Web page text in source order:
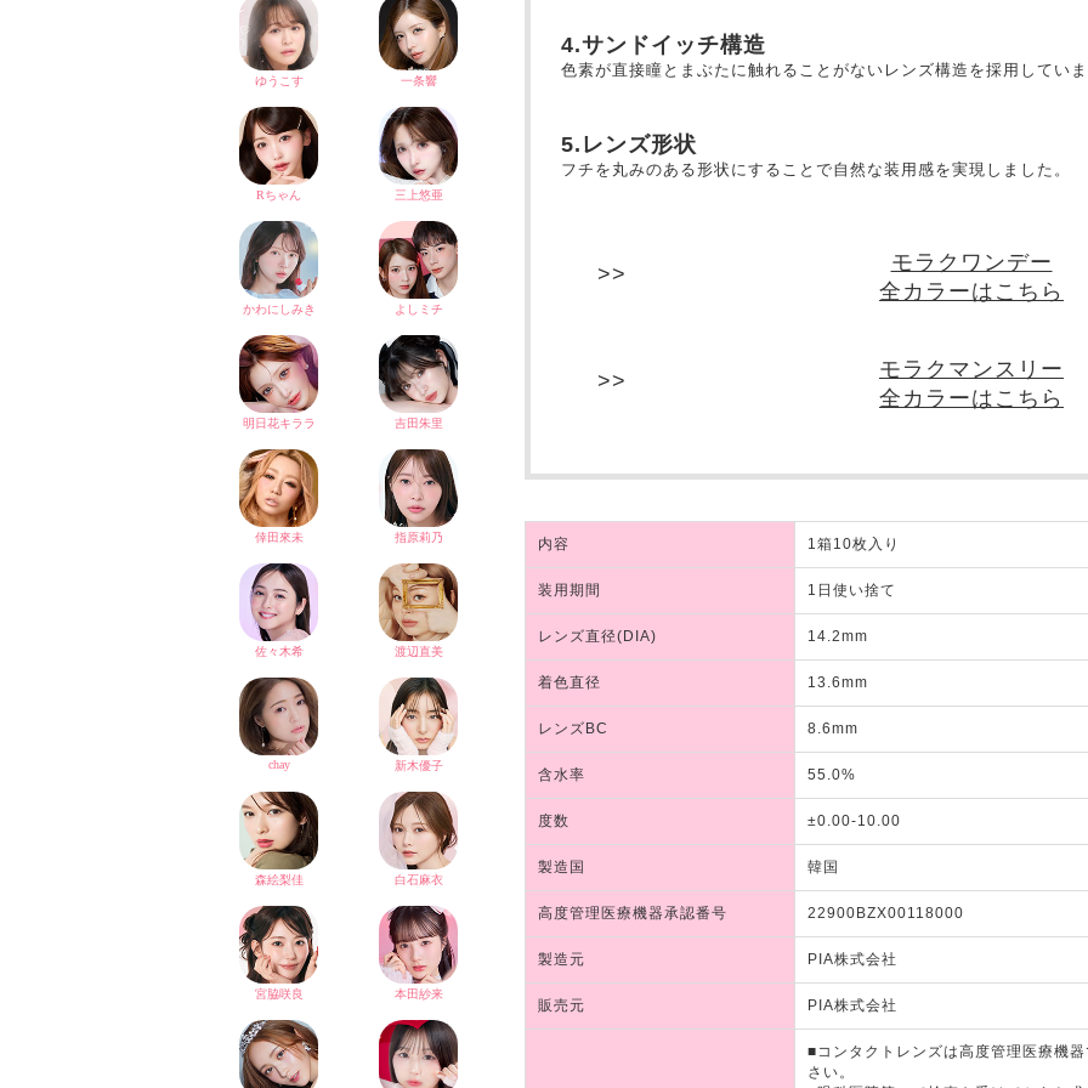
4.サンドイッチ構造
色素が直接瞳とまぶたに触れることがないレンズ構造を採用してい
5.レンズ形状
フチを丸みのある形状にすることで自然な装用感を実現しました。
モラクワンデー
全カラーはこちら
モラクマンスリー
全カラーはこちら
内容 1箱10枚入り
装用期間 1日使い捨て
レンズ直径(DIA) 14.2mm
着色直径 13.6mm
レンズBC 8.6mm
含水率 55.0%
度数 ±0.00-10.00
製造国 韓国
高度管理医療機器承認番号 22900BZX00118000
製造元 PIA株式会社
販売元 PIA株式会社
■コンタクトレンズは高度管理医療機
さい。